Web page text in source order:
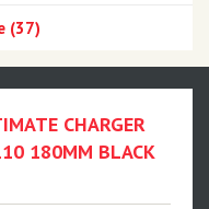
CHARGER
180MM BLACK